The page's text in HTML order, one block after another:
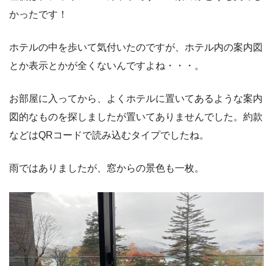
かったです！
ホテルの中を歩いて気付いたのですが、ホテル内の案内図
とか表示とかが全くないんですよね・・・。
お部屋に入ってから、よくホテルに置いてあるような案内
図的なものを探しましたが置いてありませんでした。約款
などはQRコードで読み込むタイプでしたね。
雨ではありましたが、窓からの景色も一枚。